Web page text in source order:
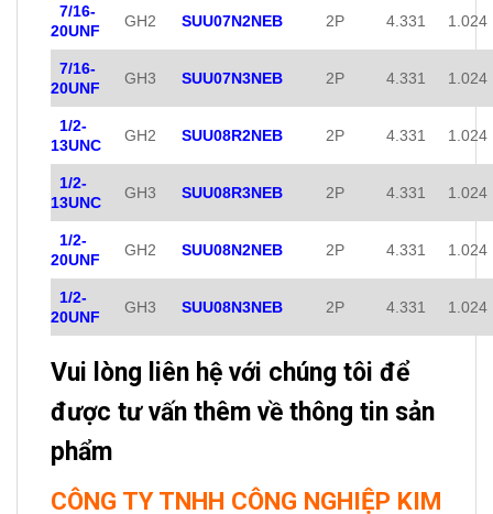
7/16-
20UNF
GH2 SUU07N2NEB 2P 4.331 1.024
7/16-
20UNF
GH3 SUU07N3NEB 2P 4.331 1.024
1/2-
13UNC
GH2 SUU08R2NEB 2P 4.331 1.024
1/2-
13UNC
GH3 SUU08R3NEB 2P 4.331 1.024
1/2-
20UNF
GH2 SUU08N2NEB 2P 4.331 1.024
1/2-
20UNF
GH3 SUU08N3NEB 2P 4.331 1.024
Vui lòng liên hệ với chúng tôi để
được tư vấn thêm về thông tin sản
phẩm
CÔNG TY TNHH CÔNG NGHIỆP KIM